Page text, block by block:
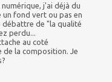
j'ai déjà du
fond vert ou pas en
débattre de "la qualité
perdu...
au coté
de la composition. Je